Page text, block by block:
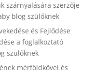
szárnyalására szerzője
blog szülőknek
és Fejlődése
a foglalkoztató
szülőknek
mérföldkövei és